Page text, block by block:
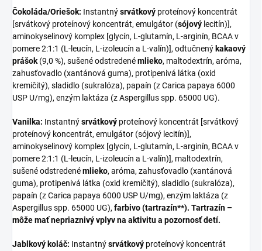
Čokoláda/Oriešok: Instantnýsrvátkový proteínový koncentrát
[srvátkový proteínový koncentrát, emulgátor (sójový lecitín)],
aminokyselinový komplex [glycín, L-glutamín, L-arginín, BCAA v
pomere 2:1:1 (L-leucín, L-izoleucín a L-valín)], odtučnený kakaový
prášok(9,0 %), sušené odstredenémlieko, maltodextrín, aróma,
zahusťovadlo (xantánová guma), protipenivá látka (oxid
kremičitý), sladidlo (sukralóza), papaín (z Carica papaya 6000
USP U/mg), enzým laktáza (z Aspergillus spp. 65000 UG).
Vanilka: Instantnýsrvátkový proteínový koncentrát [srvátkový
proteínový koncentrát, emulgátor (sójový lecitín)],
aminokyselinový komplex [glycín, L-glutamín, L-arginín, BCAA v
pomere 2:1:1 (L-leucín, L-izoleucín a L-valín)], maltodextrín,
sušené odstredenémlieko, aróma, zahusťovadlo (xantánová
guma), protipenivá látka (oxid kremičitý), sladidlo (sukralóza),
papaín (z Carica papaya 6000 USP U/mg), enzým laktáza (z
Aspergillus spp. 65000 UG), farbivo (tartrazín**). Tartrazín –
môže mať nepriaznivý vplyv na aktivitu a pozornosť detí.
Jablkový koláč: Instantnýsrvátkový proteínový koncentrát